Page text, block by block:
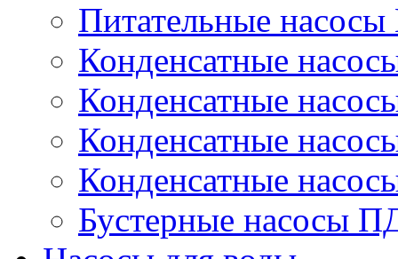
Питательные
Конденсатные
Конденсатные
Конденсатные
Конденсатные
Бустерные насосы